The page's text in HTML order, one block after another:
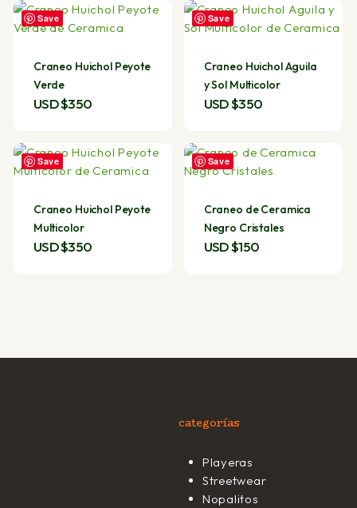
Save
Craneo Huichol Peyote
Verde
USD $350
Save
Craneo Huichol Aguila
y Sol Multicolor
USD $350
Save
Craneo Huichol Peyote
Multicolor
USD $350
Save
Craneo de Ceramica
Negro Cristales
USD $150
categorías
Playeras
Streetwear
Nopalitos